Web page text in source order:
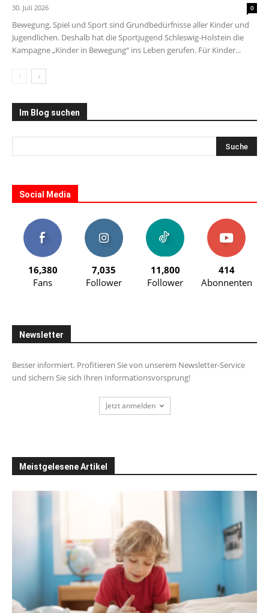
30. Juli 2026 0
Bewegung, Spiel und Sport sind Grundbedürfnisse aller Kinder und
Jugendlichen. Deshalb hat die Sportjugend Schleswig-Holstein die
Kampagne „Kinder in Bewegung“ ins Leben gerufen. Für Kinder...
Im Blog suchen
Social Media
16,380
Fans
7,035
Follower
11,800
Follower
414
Abonnenten
Newsletter
Besser informiert. Profitieren Sie von unserem Newsletter-Service
und sichern Sie sich Ihren Informationsvorsprung!
Jetzt anmelden
Meistgelesene Artikel